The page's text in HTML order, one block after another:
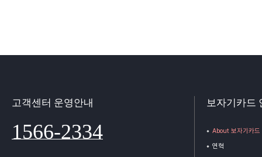
고객센터 운영안내
1566-2334
보자기카드
About 보자기카드
연혁